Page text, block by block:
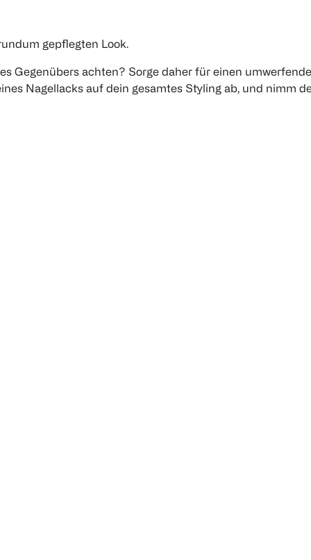
gepflegten Look.
Gegenübers achten? Sorge daher für einen
Nagellacks auf dein gesamtes Styling ab, und nimm